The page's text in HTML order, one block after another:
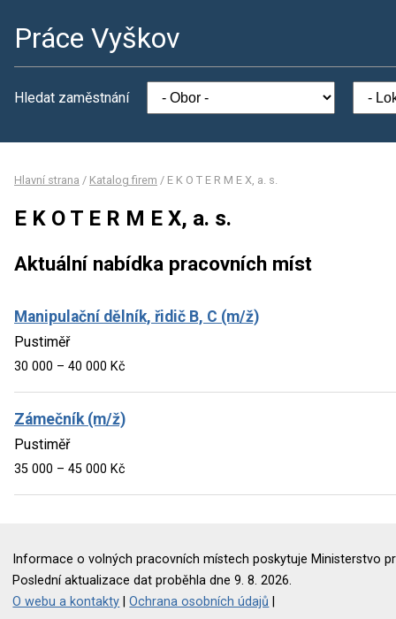
Práce Vyškov
Hledat zaměstnání
Hlavní strana / Katalog firem / E K O T E R M E X, a. s.
E K O T E R M E X, a. s.
Aktuální nabídka pracovních míst
Manipulační dělník, řidič B, C (m/ž)
Pustiměř
30 000 – 40 000 Kč
Zámečník (m/ž)
Pustiměř
35 000 – 45 000 Kč
Informace o volných pracovních místech poskytuje Ministerstvo
Poslední aktualizace dat proběhla dne 9. 8. 2026.
O webu a kontakty |Ochrana osobních údajů